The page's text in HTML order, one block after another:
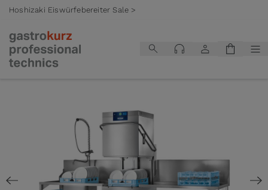
Hoshizaki Eiswürfebereiter Sale >